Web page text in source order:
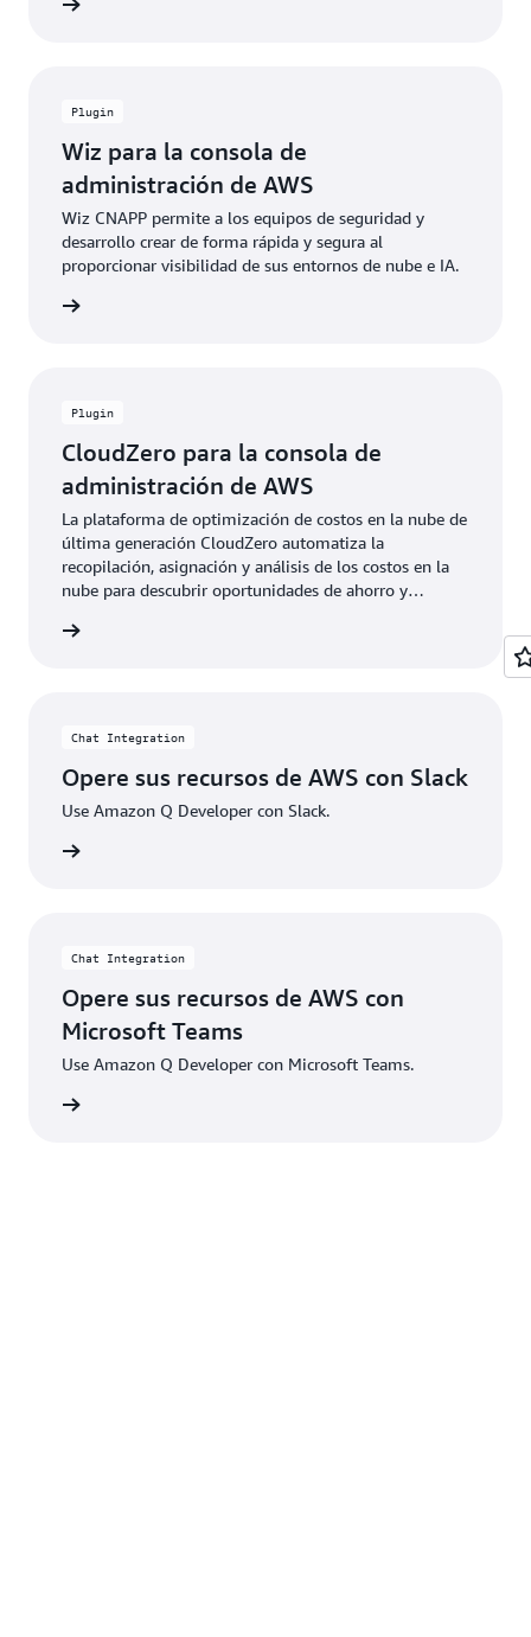
los equipos puedan colaborar de manera más eficaz.
Plugin
Wiz para la consola de
administración de AWS
Wiz CNAPP permite a los equipos de seguridad y
desarrollo crear de forma rápida y segura al
proporcionar visibilidad de sus entornos de nube e IA.
Plugin
CloudZero para la consola de
administración de AWS
La plataforma de optimización de costos en la nube de
última generación CloudZero automatiza la
recopilación, asignación y análisis de los costos en la
nube para descubrir oportunidades de ahorro y
Chat Integration
Opere sus recursos de AWS con Slack
Use Amazon Q Developer con Slack.
Chat Integration
Opere sus recursos de AWS con
Microsoft Teams
Use Amazon Q Developer con Microsoft Teams.